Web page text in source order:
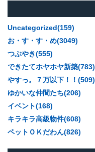
Uncategorized(159)
お・す・す・め(3049)
つぶやき(555)
できたてホヤホヤ新築(783)
やすっ。７万以下！！(509)
ゆかいな仲間たち(206)
イベント(168)
キラキラ高級物件(608)
ペットＯＫだわん(826)